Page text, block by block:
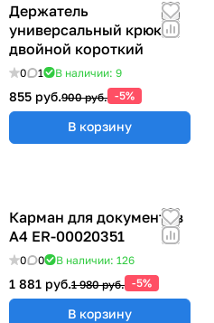
Держатель
универсальный крюк
двойной короткий
0 1 В наличии: 9
855 руб.900 руб. -5%
В корзину
Карман для документов
А4 ER-00020351
0 0 В наличии: 126
1 881 руб.1 980 руб. -5%
В корзину